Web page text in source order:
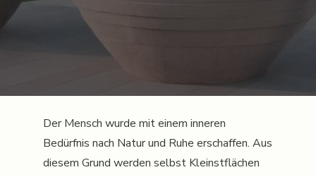
Der Mensch wurde mit einem inneren
Bedürfnis nach Natur und Ruhe erschaffen. Aus
diesem Grund werden selbst Kleinstflächen